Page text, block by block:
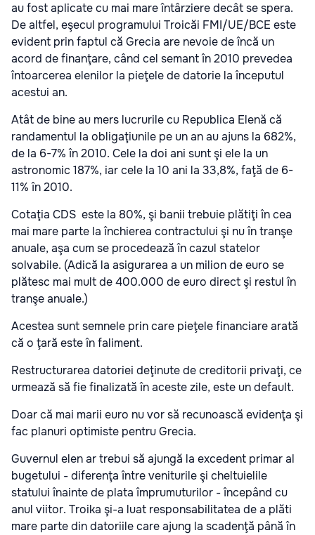
au fost aplicate cu mai mare întârziere decât se spera.
De altfel, eşecul programului Troicăi FMI/UE/BCE este
evident prin faptul că Grecia are nevoie de încă un
acord de finanţare, când cel semant în 2010 prevedea
întoarcerea elenilor la pieţele de datorie la începutul
acestui an.
Atât de bine au mers lucrurile cu Republica Elenă că
randamentul la obligaţiunile pe un an au ajuns la 682%,
de la 6-7% în 2010. Cele la doi ani sunt şi ele la un
astronomic 187%, iar cele la 10 ani la 33,8%, faţă de 6-
11% în 2010.
Cotaţia CDS este la 80%, şi banii trebuie plătiţi în cea
mai mare parte la închierea contractului şi nu în tranşe
anuale, aşa cum se procedează în cazul statelor
solvabile. (Adică la asigurarea a un milion de euro se
plătesc mai mult de 400.000 de euro direct şi restul în
tranşe anuale.)
Acestea sunt semnele prin care pieţele financiare arată
că o ţară este în faliment.
Restructurarea datoriei deţinute de creditorii privaţi, ce
urmează să fie finalizată în aceste zile, este un default.
Doar că mai marii euro nu vor să recunoască evidenţa şi
fac planuri optimiste pentru Grecia.
Guvernul elen ar trebui să ajungă la excedent primar al
bugetului - diferenţa între veniturile şi cheltuielile
statului înainte de plata împrumuturilor - începând cu
anul viitor. Troika şi-a luat responsabilitatea de a plăti
mare parte din datoriile care ajung la scadenţă până în